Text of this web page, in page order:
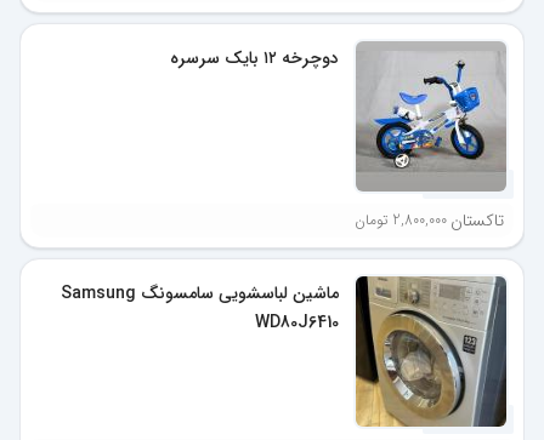
دوچرخه ۱۲ بایک سرسره
تاکستان 2,800,000 تومان
ماشین لباسشویی سامسونگ Samsung
WD80J6410